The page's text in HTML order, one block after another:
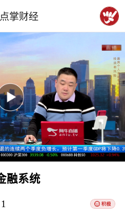
掌财经
融系统